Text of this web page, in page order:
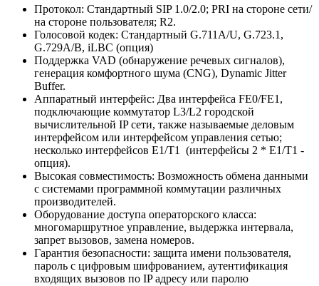
Протокол: Стандартный SIP 1.0/2.0; PRI на стороне сети/
на стороне пользователя; R2.
Голосовой кодек: Стандартный G.711A/U, G.723.1,
G.729A/B, iLBC (опция)
Поддержка VAD (обнаружение речевых сигналов),
генерация комфортного шума (CNG), Dynamic Jitter
Buffer.
Аппаратный интерфейс: Два интерфейса FE0/FE1,
подключающие коммутатор L3/L2 городской
вычислительной IP сети, также называемые деловым
интерфейсом или интерфейсом управления сетью;
несколько интерфейсов E1/T1 (интерфейсы 2 * E1/T1 -
опция).
Высокая совместимость: Возможность обмена данными
с системами программной коммутации различных
производителей.
Оборудование доступа операторского класса:
многомаршрутное управление, выдержка интервала,
запрет вызовов, замена номеров.
Гарантия безопасности: защита имени пользователя,
пароль с цифровым шифрованием, аутентификация
входящих вызовов по IP адресу или паролю